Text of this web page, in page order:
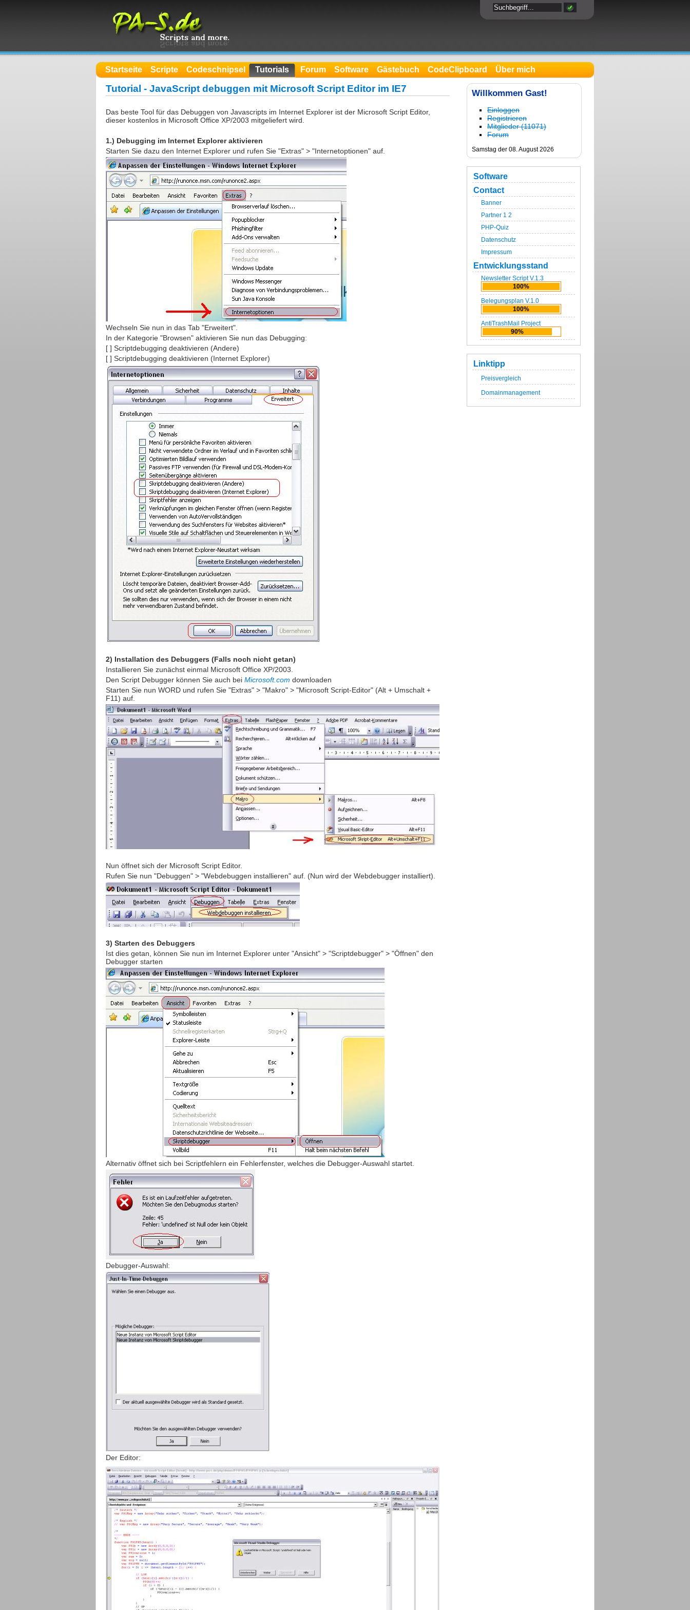
Startseite Scripte Codeschnipsel Tutorials Forum Software Gästebuch CodeClipboard Über mich
Tutorial - JavaScript debuggen mit Microsoft Script Editor im IE7
Das beste Tool für das Debuggen von Javascripts im Internet Explorer ist der Microsoft Script Editor,
dieser kostenlos in Microsoft Office XP/2003 mitgeliefert wird.
1.) Debugging im Internet Explorer aktivieren
Starten Sie dazu den Internet Explorer und rufen Sie "Extras" > "Internetoptionen" auf.
Wechseln Sie nun in das Tab "Erweitert".
In der Kategorie "Browsen" aktivieren Sie nun das Debugging:
[ ] Scriptdebugging deaktivieren (Andere)
[ ] Scriptdebugging deaktivieren (Internet Explorer)
2) Installation des Debuggers (Falls noch nicht getan)
Installieren Sie zunächst einmal Microsoft Office XP/2003.
Den Script Debugger können Sie auch bei Microsoft.com downloaden
Starten Sie nun WORD und rufen Sie "Extras" > "Makro" > "Microsoft Script-Editor" (Alt + Umschalt +
F11) auf.
Nun öffnet sich der Microsoft Script Editor.
Rufen Sie nun "Debuggen" > "Webdebuggen installieren" auf. (Nun wird der Webdebugger installiert).
3) Starten des Debuggers
Ist dies getan, können Sie nun im Internet Explorer unter "Ansicht" > "Scriptdebugger" > "Öffnen" den
Debugger starten
Alternativ öffnet sich bei Scriptfehlern ein Fehlerfenster, welches die Debugger-Auswahl startet.
Debugger-Auswahl:
Der Editor:
Willkommen Gast!
Einloggen
Registrieren
Mitglieder (11071)
Forum
Samstag der 08. August 2026
Software
Contact
Banner
Partner 1 2
PHP-Quiz
Datenschutz
Impressum
Entwicklungsstand
Newsletter Script V.1.3
100%
Belegungsplan V.1.0
100%
AntiTrashMail Project
90%
Linktipp
Preisvergleich
Domainmanagement